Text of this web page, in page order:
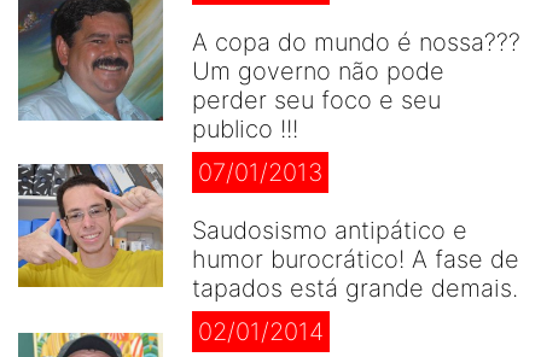
A copa do mundo é nossa???
Um governo não pode
perder seu foco e seu
publico !!!
07/01/2013
Saudosismo antipático e
humor burocrático! A fase de
tapados está grande demais.
02/01/2014